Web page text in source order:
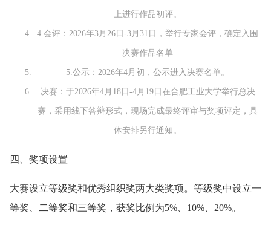
上进行作品初评。
4.会评：2026年3月26日-3月31日，举行专家会评，确定入围
决赛作品名单
5.公示：2026年4月初，公示进入决赛名单。
决赛：于2026年4月18日-4月19日在合肥工业大学举行总决
赛，采用线下答辩形式，现场完成最终评审与奖项评定，具
体安排另行通知。
四、奖项设置
大赛设立等级奖和优秀组织奖两大类奖项。等级奖中设立一
等奖、二等奖和三等奖，获奖比例为5%、10%、20%。